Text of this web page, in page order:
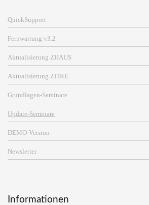
QuickSupport
Fernwartung v3.2
Aktualisierung ZHAUS
Aktualisierung ZFIRE
Grundlagen-Seminare
Update-Seminare
DEMO-Version
Newsletter
Informationen